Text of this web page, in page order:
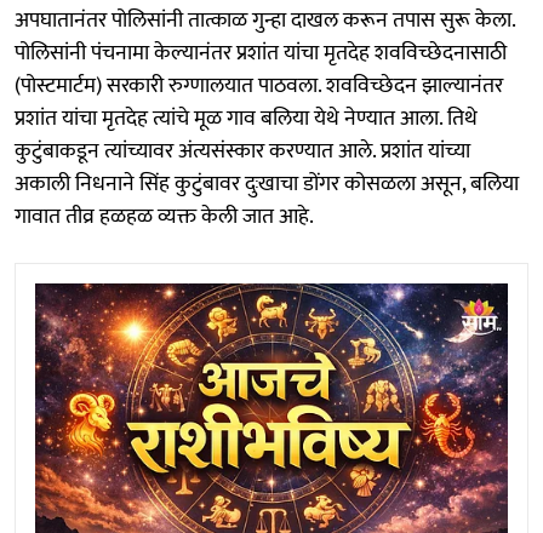
अपघातानंतर पोलिसांनी तात्काळ गुन्हा दाखल करून तपास सुरू केला.
पोलिसांनी पंचनामा केल्यानंतर प्रशांत यांचा मृतदेह शवविच्छेदनासाठी
(पोस्टमार्टम) सरकारी रुग्णालयात पाठवला. शवविच्छेदन झाल्यानंतर
प्रशांत यांचा मृतदेह त्यांचे मूळ गाव बलिया येथे नेण्यात आला. तिथे
कुटुंबाकडून त्यांच्यावर अंत्यसंस्कार करण्यात आले. प्रशांत यांच्या
अकाली निधनाने सिंह कुटुंबावर दुःखाचा डोंगर कोसळला असून, बलिया
गावात तीव्र हळहळ व्यक्त केली जात आहे.